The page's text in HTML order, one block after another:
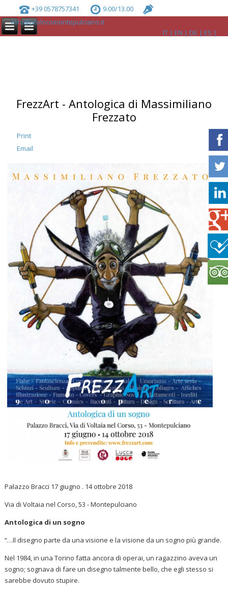
+39 0578757341
9.00/13.00
info@prolocomontepulciano.it
IT
EN DE ES
FrezzArt - Antologica di Massimiliano
Frezzato
Print
Email
Palazzo Bracci 17 giugno . 14 ottobre 2018
Via di Voltaia nel Corso, 53 - Montepulciano
Antologica di un sogno
“…Il disegno parte da una visione e la visione da un sogno più grande.
Nel 1984, in una Torino fatta ancora di operai, un ragazzino aveva un
sogno; sognava di fare un disegno talmente bello, che egli stesso si
sarebbe dovuto stupire.